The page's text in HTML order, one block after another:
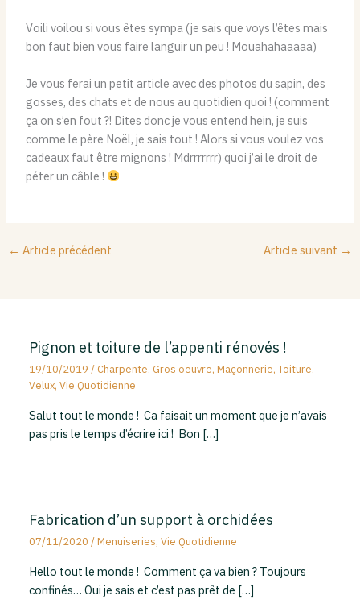
Voili voilou si vous êtes sympa (je sais que voys l’êtes mais
bon faut bien vous faire languir un peu ! Mouahahaaaaa)
Je vous ferai un petit article avec des photos du sapin, des
gosses, des chats et de nous au quotidien quoi ! (comment
ça on s’en fout ?! Dites donc je vous entend hein, je suis
comme le père Noël, je sais tout ! Alors si vous voulez vos
cadeaux faut être mignons ! Mdrrrrrrr) quoi j’ai le droit de
péter un câble !
← Article précédent Article suivant →
Pignon et toiture de l’appenti rénovés !
19/10/2019/Charpente, Gros oeuvre,Maçonnerie,Toiture,
Velux,Vie Quotidienne
Salut tout le monde ! Ca faisait un moment que je n’avais
pas pris le temps d’écrire ici ! Bon […]
Fabrication d’un support à orchidées
07/11/2020/Menuiseries,Vie Quotidienne
Hello tout le monde ! Comment ça va bien ? Toujours
confinés… Oui je sais et c’est pas prêt de […]